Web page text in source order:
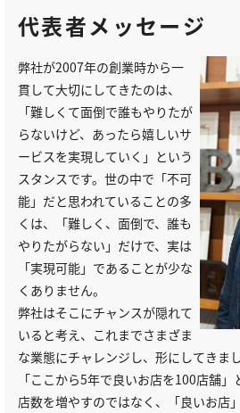
代表者メッセージ
弊社が2007年の創業時から一
貫して大切にしてきたのは、
「難しくて面倒で誰もやりたが
らないけど、あったら嬉しいサ
ービスを実現していく」という
スタンスです。世の中で「不可
能」だと思われていることの多
くは、「難しく、面倒で、誰も
やりたがらない」だけで、実は
「実現可能」であることが少な
くありません。
弊社はそこにチャンスが隠れて
いると考え、これまでさまざま
な業態にチャレンジし、形にしてきま
「ここから5年で良いお店を100店舗
店数を増やすのではなく、「良いお店